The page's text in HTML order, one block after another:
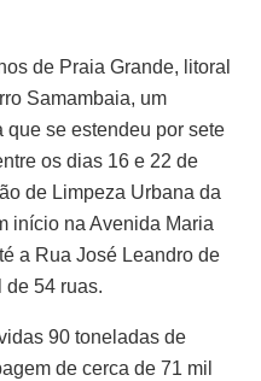
de Praia Grande, litoral
Samambaia, um
se estendeu por sete
os dias 16 e 22 de
de Limpeza Urbana da
início na Avenida Maria
a Rua José Leandro de
de 54 ruas.
90 toneladas de
de cerca de 71 mil